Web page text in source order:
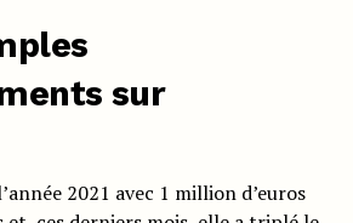
sur
2021 avec 1 million d’euros